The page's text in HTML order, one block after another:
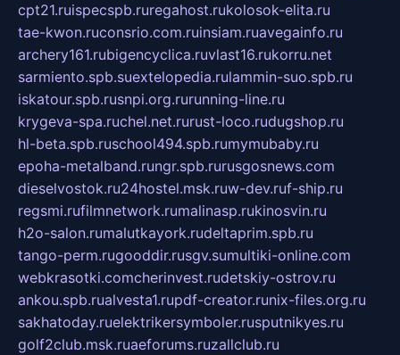
cpt21.ruispecspb.ruregahost.rukolosok-elita.ru
tae-kwon.ruconsrio.com.ruinsiam.ruavegainfo.ru
archery161.rubigencyclica.ruvlast16.rukorru.net
sarmiento.spb.suextelopedia.rulammin-suo.spb.ru
iskatour.spb.rusnpi.org.rurunning-line.ru
krygeva-spa.ruchel.net.rurust-loco.rudugshop.ru
hl-beta.spb.ruschool494.spb.rumymubaby.ru
epoha-metalband.rungr.spb.rurusgosnews.com
dieselvostok.ru24hostel.msk.ruw-dev.ruf-ship.ru
regsmi.rufilmnetwork.rumalinasp.rukinosvin.ru
h2o-salon.rumalutkayork.rudeltaprim.spb.ru
tango-perm.rugooddir.rusgv.sumultiki-online.com
webkrasotki.comcherinvest.rudetskiy-ostrov.ru
ankou.spb.rualvesta1.rupdf-creator.runix-files.org.ru
sakhatoday.ruelektrikersymboler.rusputnikyes.ru
golf2club.msk.ruaeforums.ruzallclub.ru